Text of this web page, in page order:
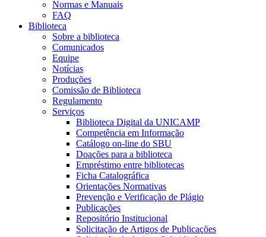
Normas e Manuais
FAQ
Biblioteca
Sobre a biblioteca
Comunicados
Equipe
Notícias
Produções
Comissão de Biblioteca
Regulamento
Serviços
Biblioteca Digital da UNICAMP
Competência em Informação
Catálogo on-line do SBU
Doações para a biblioteca
Empréstimo entre bibliotecas
Ficha Catalográfica
Orientações Normativas
Prevenção e Verificação de Plágio
Publicações
Repositório Institucional
Solicitação de Artigos de Publicações